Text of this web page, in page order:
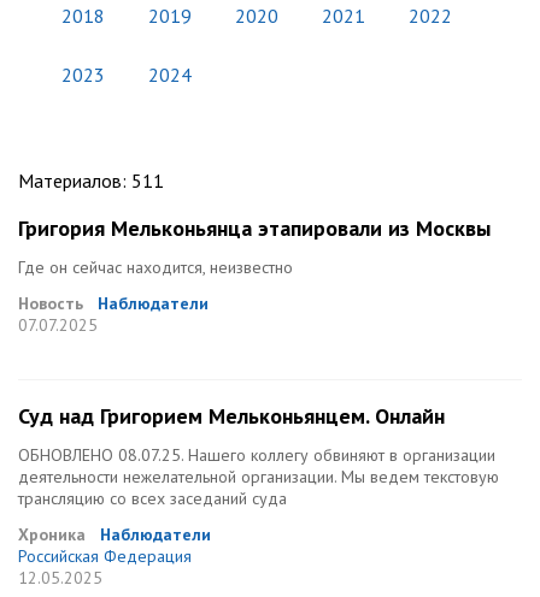
2018 2019 2020 2021 2022
2023 2024
Материалов: 511
Григория Мельконьянца этапировали из Москвы
Где он сейчас находится, неизвестно
Новость
Наблюдатели
07.07.2025
Суд над Григорием Мельконьянцем. Онлайн
ОБНОВЛЕНО 08.07.25. Нашего коллегу обвиняют в организации
деятельности нежелательной организации. Мы ведем текстовую
трансляцию со всех заседаний суда
Хроника
Наблюдатели
Российская Федерация
12.05.2025